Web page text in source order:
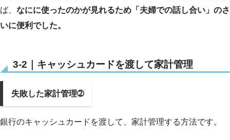
ば、 なにに使ったのかが見れるため「夫婦での話し合い」のさ
いに便利でした。
3-2｜キャッシュカードを渡して家計管理
失敗した家計管理➁
銀行のキャッシュカードを渡して、家計管理する方法です。